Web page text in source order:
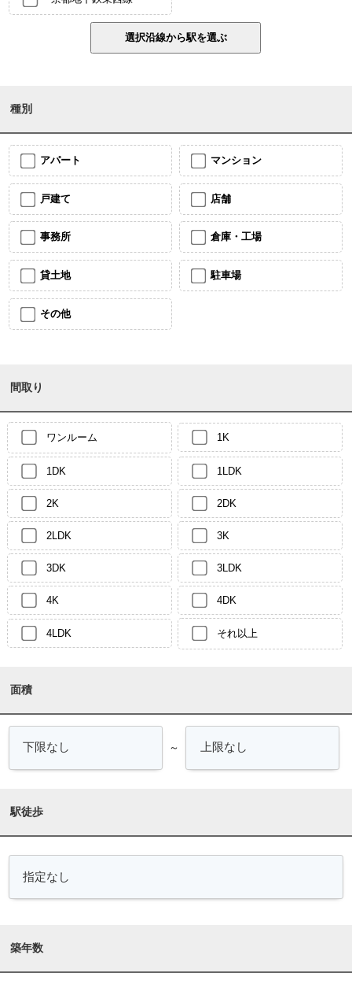
種別
アパート マンション
戸建て 店舗
事務所 倉庫・工場
貸土地 駐車場
その他
間取り
ワンルーム 1K
1DK 1LDK
2K 2DK
2LDK 3K
3DK 3LDK
4K 4DK
4LDK それ以上
面積
～
駅徒歩
築年数